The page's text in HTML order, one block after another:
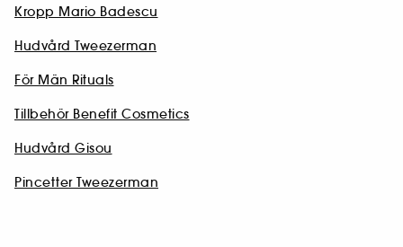
Kropp Mario Badescu
Hudvård Tweezerman
För Män Rituals
Tillbehör Benefit Cosmetics
Hudvård Gisou
Pincetter Tweezerman